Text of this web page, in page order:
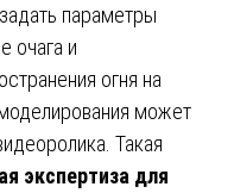
параметры
очага и
огня на
может
Такая
экспертиза для